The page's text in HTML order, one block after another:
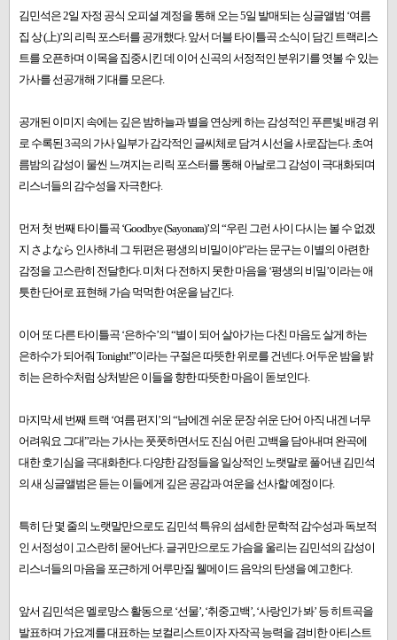
김민석은 2일 자정 공식 오피셜 계정을 통해 오는 5일 발매되는 싱글앨범 ‘여름
집 상 (上)’의 리릭 포스터를 공개했다. 앞서 더블 타이틀곡 소식이 담긴 트랙리스
트를 오픈하며 이목을 집중시킨 데 이어 신곡의 서정적인 분위기를 엿볼 수 있는
가사를 선공개해 기대를 모은다.
공개된 이미지 속에는 깊은 밤하늘과 별을 연상케 하는 감성적인 푸른빛 배경 위
로 수록된 3곡의 가사 일부가 감각적인 글씨체로 담겨 시선을 사로잡는다. 초여
름밤의 감성이 물씬 느껴지는 리릭 포스터를 통해 아날로그 감성이 극대화되며
리스너들의 감수성을 자극한다.
먼저 첫 번째 타이틀곡 ‘Goodbye (Sayonara)’의 “우린 그런 사이 다시는 볼 수 없겠
지 さよなら 인사하네 그 뒤편은 평생의 비밀이야”라는 문구는 이별의 아련한
감정을 고스란히 전달한다. 미처 다 전하지 못한 마음을 ‘평생의 비밀’이라는 애
틋한 단어로 표현해 가슴 먹먹한 여운을 남긴다.
이어 또 다른 타이틀곡 ‘은하수’의 “별이 되어 살아가는 다친 마음도 살게 하는
은하수가 되어줘 Tonight!”이라는 구절은 따뜻한 위로를 건넨다. 어두운 밤을 밝
히는 은하수처럼 상처받은 이들을 향한 따뜻한 마음이 돋보인다.
마지막 세 번째 트랙 ‘여름 편지’의 “남에겐 쉬운 문장 쉬운 단어 아직 내겐 너무
어려워요 그대”라는 가사는 풋풋하면서도 진심 어린 고백을 담아내며 완곡에
대한 호기심을 극대화한다. 다양한 감정들을 일상적인 노랫말로 풀어낸 김민석
의 새 싱글앨범은 듣는 이들에게 깊은 공감과 여운을 선사할 예정이다.
특히 단 몇 줄의 노랫말만으로도 김민석 특유의 섬세한 문학적 감수성과 독보적
인 서정성이 고스란히 묻어난다. 글귀만으로도 가슴을 울리는 김민석의 감성이
리스너들의 마음을 포근하게 어루만질 웰메이드 음악의 탄생을 예고한다.
앞서 김민석은 멜로망스 활동으로 ‘선물’, ‘취중고백’, ‘사랑인가 봐’ 등 히트곡을
발표하며 가요계를 대표하는 보컬리스트이자 자작곡 능력을 겸비한 아티스트